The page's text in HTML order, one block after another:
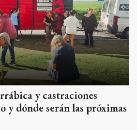
y castraciones
y dónde serán las próximas